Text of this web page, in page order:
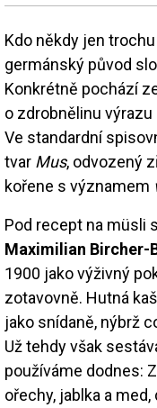
Kdo někdy jen
germánský původ
Konkrétně pochází
o zdrobnělinu výrazu
Ve standardní
tvar Mus, odvozený
kořene s významem
Pod recept na müsli
Maximilian Bircher-
1900 jako výživný
zotavovně. Hutná
jako snídaně, nýbrž
Už tehdy však
používáme dodnes:
ořechy, jablka a